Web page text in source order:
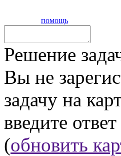
помощь
Решение
Вы не
задачу на
введите ответ
(обновить